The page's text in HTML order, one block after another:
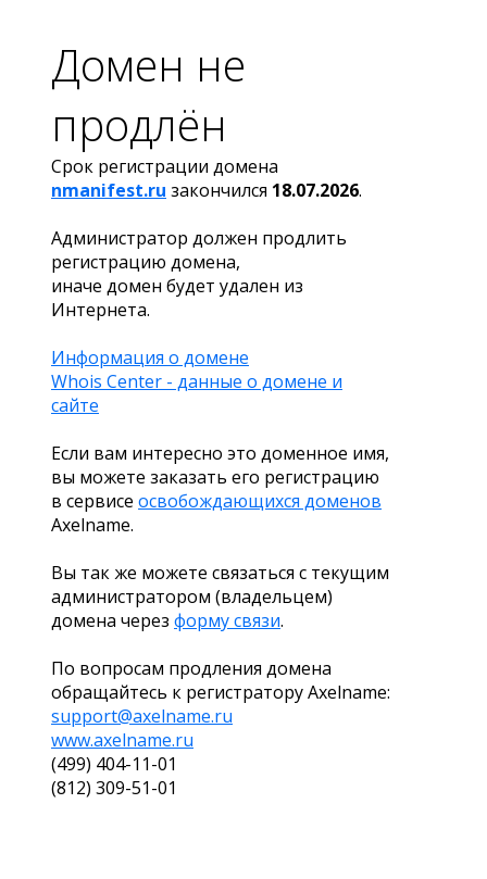
Домен не
продлён
Срок регистрации домена
nmanifest.ru закончился 18.07.2026.
Администратор должен продлить
регистрацию домена,
иначе домен будет удален из
Интернета.
Информация о домене
Whois Center - данные о домене и
сайте
Если вам интересно это доменное имя,
вы можете заказать его регистрацию
в сервисе освобождающихся доменов
Axelname.
Вы так же можете связаться с текущим
администратором (владельцем)
домена через форму связи.
По вопросам продления домена
обращайтесь к регистратору Axelname:
support@axelname.ru
www.axelname.ru
(499) 404-11-01
(812) 309-51-01